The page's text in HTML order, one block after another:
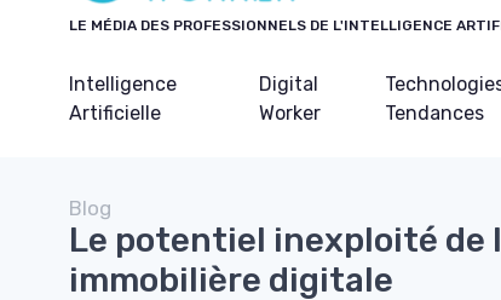
LE MÉDIA DES PROFESSIONNELS DE L'INTELLIGENCE
Intelligence
Artificielle
Digital
Worker
Tendances
Blog
Le potentiel inexploité de
immobilière digitale